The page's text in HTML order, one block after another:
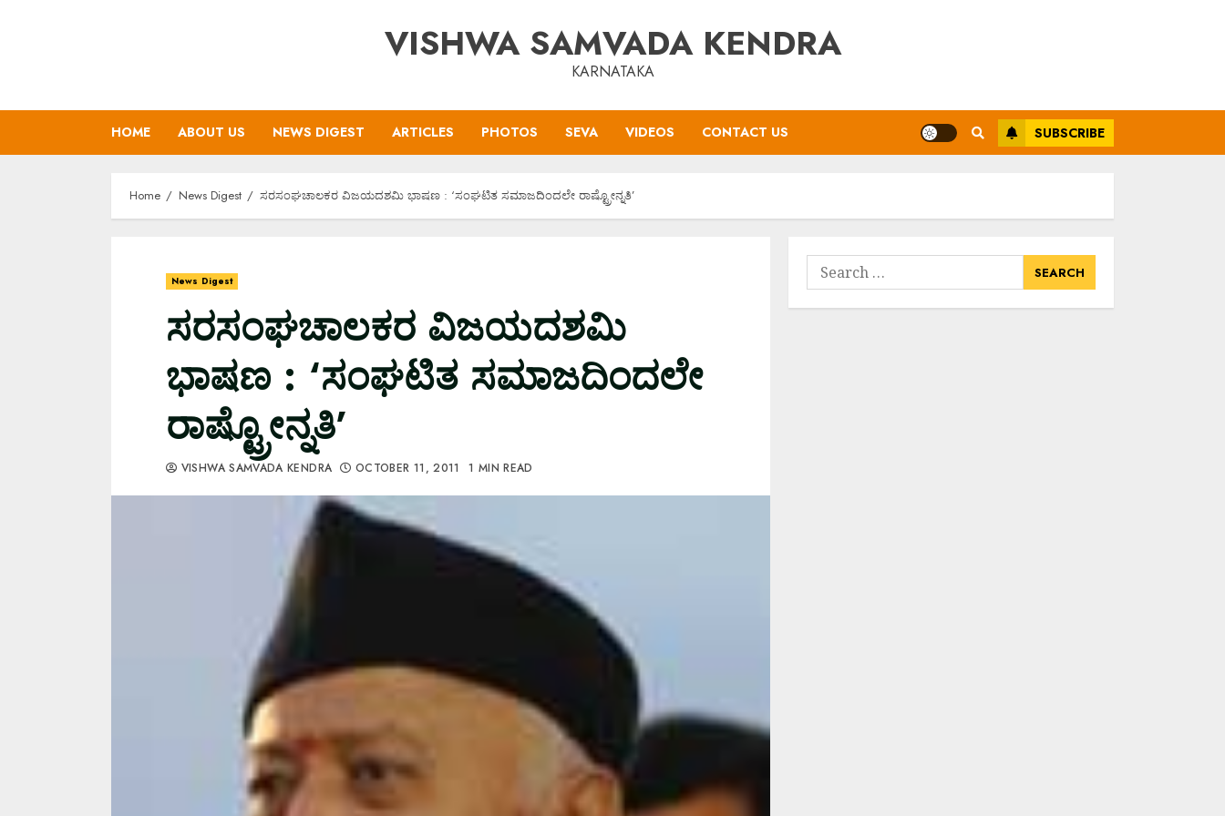
VISHWA SAMVADA KENDRA
KARNATAKA
HOME ABOUT US NEWS DIGEST ARTICLES PHOTOS SEVA VIDEOS CONTACT US SUBSCRIBE
Home News Digest ಸರಸಂಘಚಾಲಕರ ವಿಜಯದಶಮಿ ಭಾಷಣ : ‘ಸಂಘಟಿತ ಸಮಾಜದಿಂದಲೇ ರಾಷ್ಟ್ರೋನ್ನತಿ’
News Digest
ಸರಸಂಘಚಾಲಕರ ವಿಜಯದಶಮಿ
ಭಾಷಣ : ‘ಸಂಘಟಿತ ಸಮಾಜದಿಂದಲೇ
ರಾಷ್ಟ್ರೋನ್ನತಿ’
VISHWA SAMVADA KENDRA OCTOBER 11, 2011 1 MIN READ
Search
for: